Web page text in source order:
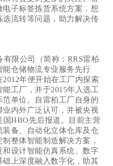
子标签拣货系统方案，想
流转等问题，助力解决传
限公司（简称：RRS雷柏
仓储物流专业服务先行
年便开始在工厂内探索
工厂，并于2015年入选工
单位。自雷柏工厂自身的
内外广泛认可，并被央视
HBO先后报道。目前主营
备、自动化立体仓库及仓
整体智能制造解决方案，
设计智能仿真系统、数字
上深度融入数字化，助其